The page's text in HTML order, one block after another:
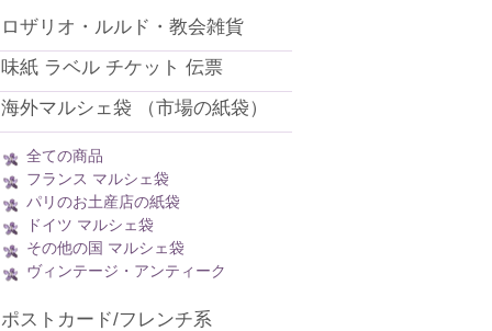
ロザリオ・ルルド・教会雑貨
味紙 ラベル チケット 伝票
海外マルシェ袋 （市場の紙袋）
全ての商品
フランス マルシェ袋
パリのお土産店の紙袋
ドイツ マルシェ袋
その他の国 マルシェ袋
ヴィンテージ・アンティーク
ポストカード/フレンチ系